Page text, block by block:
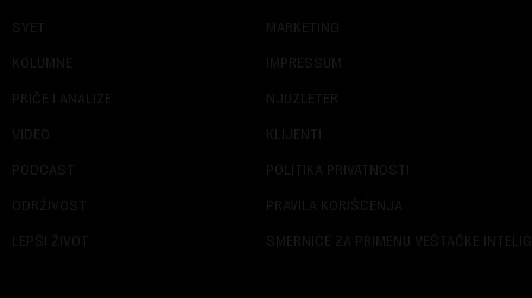
SVET
KOLUMNE
PRIČE I ANALIZE
VIDEO
PODCAST
ODRŽIVOST
LEPŠI ŽIVOT
MARKETING
IMPRESSUM
NJUZLETER
KLIJENTI
POLITIKA PRIVATNOSTI
PRAVILA KORIŠĆENJA
SMERNICE ZA PRIMENU VEŠTAČKE